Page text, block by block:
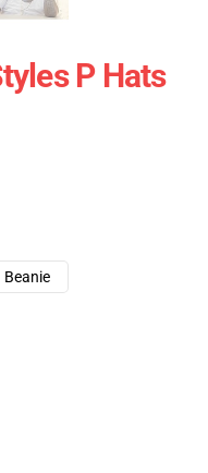
P Hats
Beanie